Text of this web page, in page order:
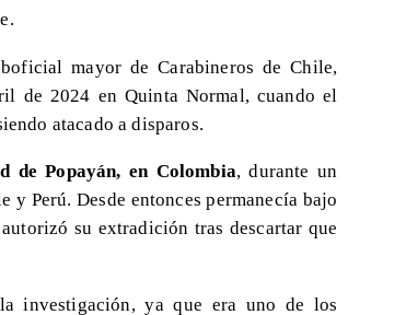
mayor de Carabineros de Chile,
de 2024 en Quinta Normal, cuando el
atacado a disparos.
de Popayán, en Colombia, durante un
Perú. Desde entonces permanecía bajo
su extradición tras descartar que
investigación, ya que era uno de los